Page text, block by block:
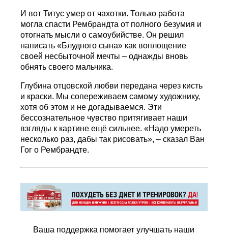
И вот Титус умер от чахотки. Только работа
могла спасти Рембрандта от полного безумия и
отогнать мысли о самоубийстве. Он решил
написать «Блудного сына» как воплощение
своей несбыточной мечты – однажды вновь
обнять своего мальчика.
Глубина отцовской любви передана через кисть
и краски. Мы сопереживаем самому художнику,
хотя об этом и не догадываемся. Эти
бессознательное чувство притягивает наши
взгляды к картине ещё сильнее. «Надо умереть
несколько раз, дабы так рисовать», – сказал Ван
Гог о Рембрандте.
Ваша поддержка помогает улучшать наши